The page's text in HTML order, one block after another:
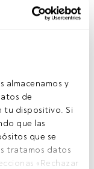
almacenamos y
de
tu dispositivo. Si
que las
que se
tratamos datos
«Rechazar
consideradas
periódicas
de una IIC,
que el material
su caso,